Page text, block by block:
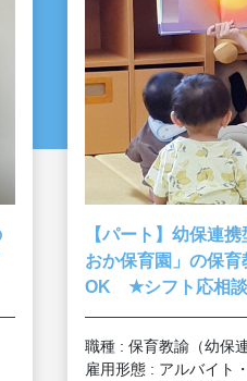
【パート】幼保連
おか保育園」の保
OK ★シフト応相
職種 : 保育教諭（幼保
雇用形態 : アルバイト